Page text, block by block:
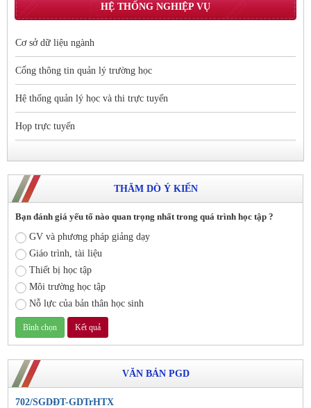
HỆ THỐNG NGHIỆP VỤ
Cơ sở dữ liệu ngành
Cổng thông tin quản lý trường học
Hệ thống quản lý học và thi trực tuyến
Họp trực tuyến
THĂM DÒ Ý KIẾN
Bạn đánh giá yếu tố nào quan trọng nhất trong quá trình học tập ?
GV và phương pháp giảng dạy
Giáo trình, tài liệu
Thiết bị học tập
Môi trường học tập
Nỗ lực của bản thân học sinh
VĂN BẢN PGD
702/SGDĐT-GDTrHTX